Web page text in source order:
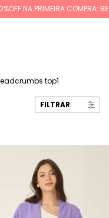
NA PRIMEIRA COMPRA:
FILTRAR